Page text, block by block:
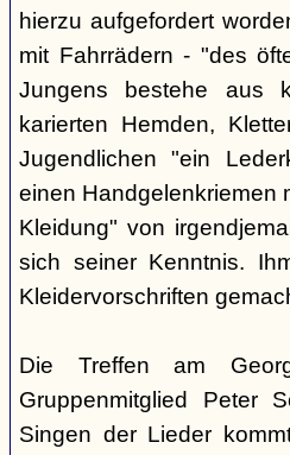
hierzu aufgefordert
mit Fahrrädern - "des
Jungens bestehe aus
karierten Hemden,
Jugendlichen "ein
einen Handgelenkriemen
Kleidung" von
sich seiner Kenntnis.
Kleidervorschriften
Die Treffen am
Gruppenmitglied Peter
Singen der Lieder